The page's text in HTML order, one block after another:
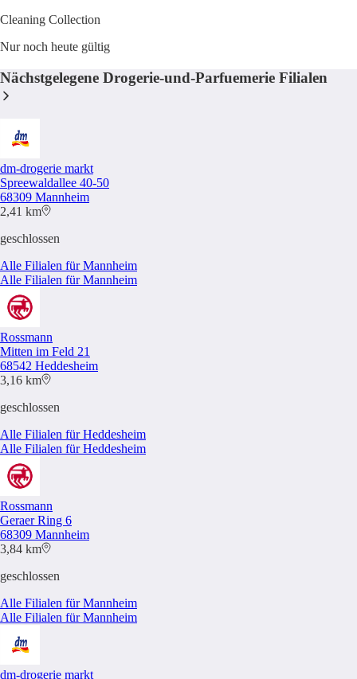
Cleaning Collection
Nur noch heute gültig
Nächstgelegene Drogerie-und-Parfuemerie Filialen
dm-drogerie markt
Spreewaldallee 40-50
68309 Mannheim
2,41 km
geschlossen
Alle Filialen für Mannheim
Alle Filialen für Mannheim
Rossmann
Mitten im Feld 21
68542 Heddesheim
3,16 km
geschlossen
Alle Filialen für Heddesheim
Alle Filialen für Heddesheim
Rossmann
Geraer Ring 6
68309 Mannheim
3,84 km
geschlossen
Alle Filialen für Mannheim
Alle Filialen für Mannheim
dm-drogerie markt